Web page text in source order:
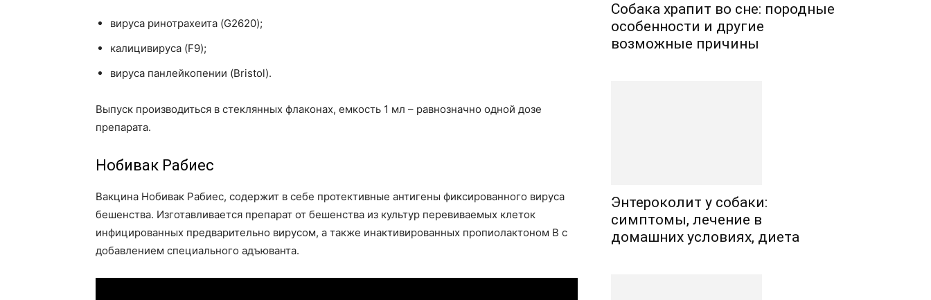
вируса ринотрахеита (G2620);
калицивируса (F9);
вируса панлейкопении (Bristol).
Выпуск производиться в стеклянных флаконах, емкость 1 мл – равнозначно одной дозе
препарата.
Нобивак Рабиес
Вакцина Нобивак Рабиес, содержит в себе протективные антигены фиксированного вируса
бешенства. Изготавливается препарат от бешенства из культур перевиваемых клеток
инфицированных предварительно вирусом, а также инактивированных пропиолактоном В с
добавлением специального адъюванта.
Собака храпит во сне: породные
особенности и другие
возможные причины
Энтероколит у собаки:
симптомы, лечение в
домашних условиях, диета